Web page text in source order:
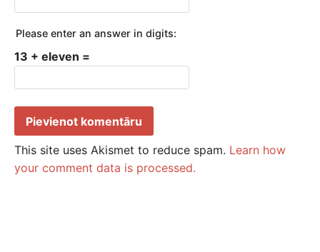
Please enter an answer in digits:
13 + eleven =
This site uses Akismet to reduce spam. Learn how
your comment data is processed.